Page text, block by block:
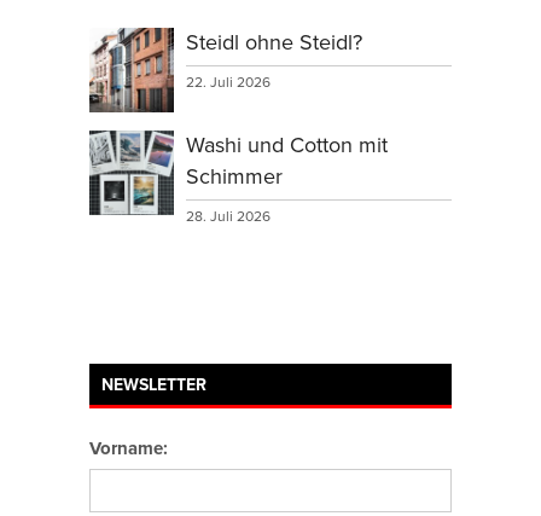
Steidl ohne Steidl?
22. Juli 2026
Washi und Cotton mit
Schimmer
28. Juli 2026
NEWSLETTER
Vorname: